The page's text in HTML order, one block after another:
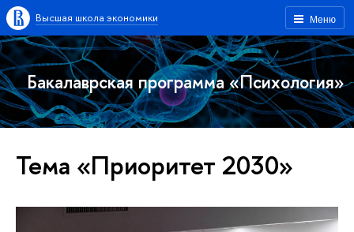
Меню
Высшая школа экономики
Бакалаврская программа «Психология»
Тема «Приоритет 2030»